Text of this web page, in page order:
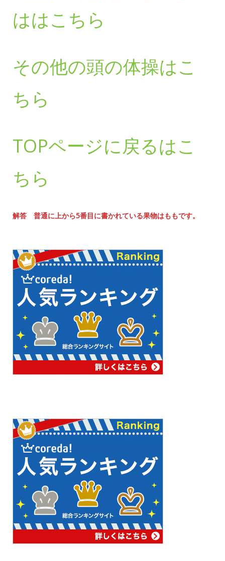
ははこちら
その他の頭の体操はこ
ちら
TOPページに戻るはこ
ちら
解答 普通に上から5番目に書かれている果物はももです。